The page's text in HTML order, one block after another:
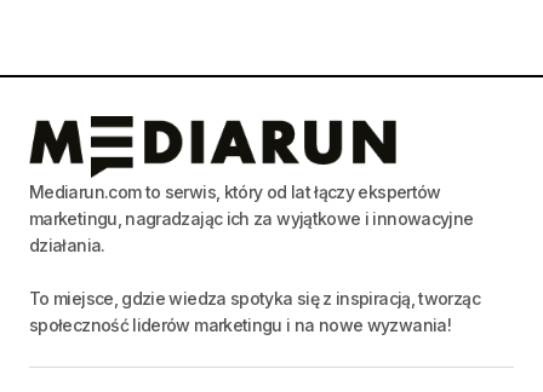
Mediarun.com to serwis, który od lat łączy ekspertów
marketingu, nagradzając ich za wyjątkowe i innowacyjne
działania.
To miejsce, gdzie wiedza spotyka się z inspiracją, tworząc
społeczność liderów marketingu i na nowe wyzwania!